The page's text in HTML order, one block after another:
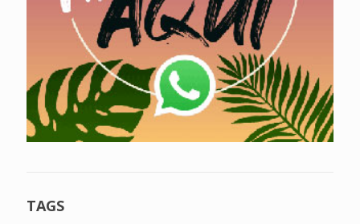
TAGS